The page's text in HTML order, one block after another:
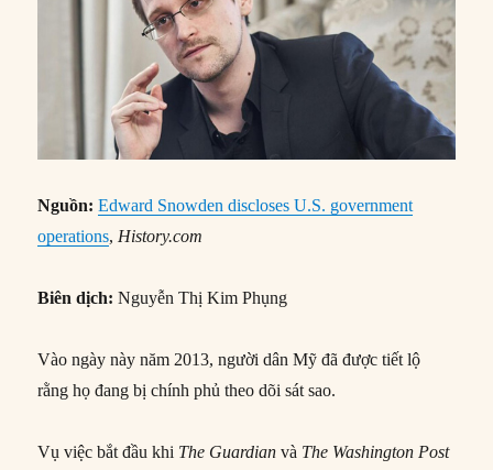
Nguồn: Edward Snowden discloses U.S. government
operations, History.com
Biên dịch: Nguyễn Thị Kim Phụng
Vào ngày này năm 2013, người dân Mỹ đã được tiết lộ
rằng họ đang bị chính phủ theo dõi sát sao.
Vụ việc bắt đầu khi The Guardian và The Washington Post